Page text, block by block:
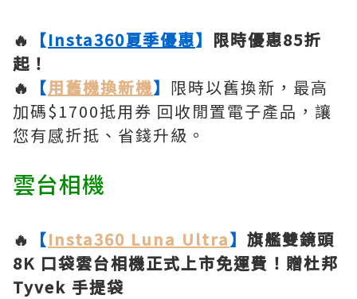
🔥 【Insta360夏季優惠】 限時優惠85折
起！
🔥
【用舊機換新機】 限時以舊換新，最高
加碼$1700抵用券 回收閒置電子產品，讓
您有感折抵、省錢升級。
雲台相機
🔥 【Insta360 Luna Ultra】 旗艦雙鏡頭
8K 口袋雲台相機正式上市免運費！贈杜邦
Tyvek 手提袋